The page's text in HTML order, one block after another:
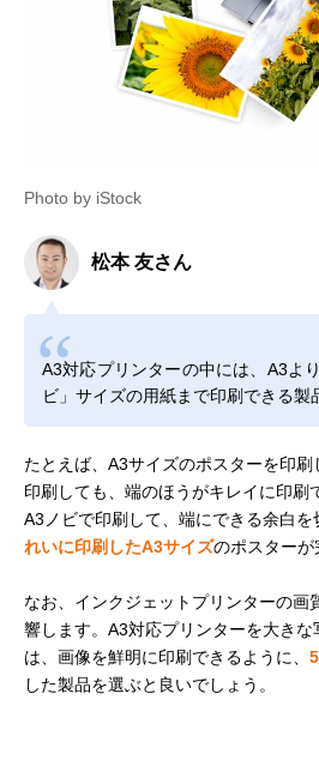
Photo by iStock
松本 友さん
A3対応プリンターの中には、A3よ
ビ」サイズの用紙まで印刷できる製
たとえば、A3サイズのポスターを印
印刷しても、端のほうがキレイに印刷
A3ノビで印刷して、端にできる余白を
れいに印刷したA3サイズのポスターが
なお、インクジェットプリンターの画
響します。A3対応プリンターを大き
は、画像を鮮明に印刷できるように、
した製品を選ぶと良いでしょう。